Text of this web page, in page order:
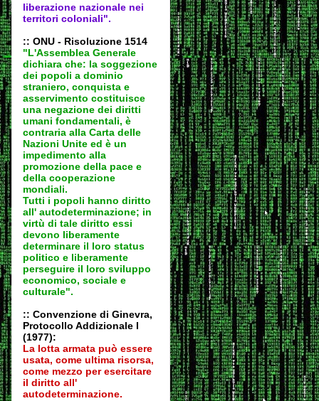
liberazione nazionale nei
territori coloniali".
:: ONU - Risoluzione 1514
"L'Assemblea Generale
dichiara che: la soggezione
dei popoli a dominio
straniero, conquista e
asservimento costituisce
una negazione dei diritti
umani fondamentali, è
contraria alla Carta delle
Nazioni Unite ed è un
impedimento alla
promozione della pace e
della cooperazione
mondiali.
Tutti i popoli hanno diritto
all' autodeterminazione; in
virtù di tale diritto essi
devono liberamente
determinare il loro status
politico e liberamente
perseguire il loro sviluppo
economico, sociale e
culturale".
:: Convenzione di Ginevra,
Protocollo Addizionale I
(1977):
La lotta armata può essere
usata, come ultima risorsa,
come mezzo per esercitare
il diritto all'
autodeterminazione.